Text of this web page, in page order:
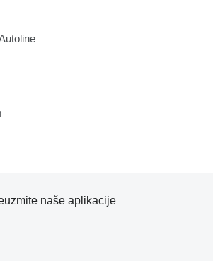
naše aplikacije